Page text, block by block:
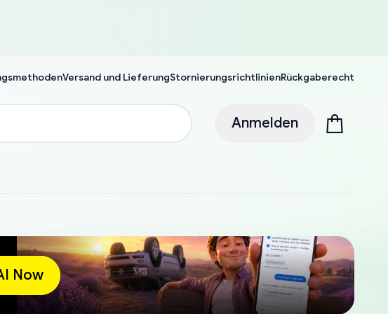
Versand und LieferungStornierungsrichtlinienRückgaberecht
Anmelden
Now